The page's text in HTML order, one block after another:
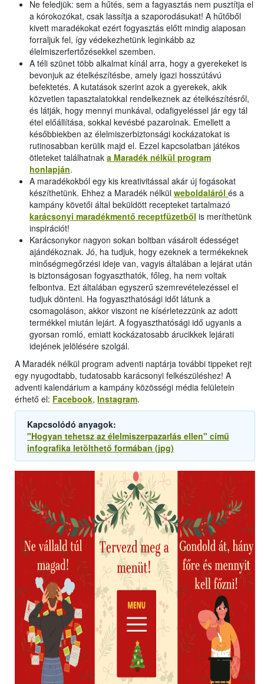
Ne feledjük: sem a hűtés, sem a fagyasztás nem pusztítja el
a kórokozókat, csak lassítja a szaporodásukat! A hűtőből
kivett maradékokat ezért fogyasztás előtt mindig alaposan
forraljuk fel, így védekezhetünk leginkább az
élelmiszerfertőzésekkel szemben.
A téli szünet több alkalmat kínál arra, hogy a gyerekeket is
bevonjuk az ételkészítésbe, amely igazi hosszútávú
befektetés. A kutatások szerint azok a gyerekek, akik
közvetlen tapasztalatokkal rendelkeznek az ételkészítésről,
és látják, hogy mennyi munkával, odafigyeléssel jár egy tál
étel előállítása, sokkal kevésbé pazarolnak. Emellett a
későbbiekben az élelmiszerbiztonsági kockázatokat is
rutinosabban kerülik majd el. Ezzel kapcsolatban játékos
ötleteket találhatnak a Maradék nélkül program
honlapján.
A maradékokból egy kis kreativitással akár új fogásokat
készíthetünk. Ehhez a Maradék nélkül weboldaláról és a
kampány követői által beküldött recepteket tartalmazó
karácsonyi maradékmentő receptfüzetből is meríthetünk
inspirációt!
Karácsonykor nagyon sokan boltban vásárolt édességet
ajándékoznak. Jó, ha tudjuk, hogy ezeknek a termékeknek
minőségmegőrzési ideje van, vagyis általában a lejárat után
is biztonságosan fogyaszthatók, főleg, ha nem voltak
felbontva. Ezt általában egyszerű szemrevételezéssel el
tudjuk dönteni. Ha fogyaszthatósági időt látunk a
csomagoláson, akkor viszont ne kísérletezzünk az adott
termékkel miután lejárt. A fogyaszthatósági idő ugyanis a
gyorsan romló, emiatt kockázatosabb árucikkek lejárati
idejének jelölésére szolgál.
A Maradék nélkül program adventi naptárja további tippeket rejt
egy nyugodtabb, tudatosabb karácsonyi felkészüléshez! A
adventi kalendárium a kampány közösségi média felületein
érhető el: Facebook, Instagram.
Kapcsolódó anyagok:
"Hogyan tehetsz az élelmiszerpazarlás ellen" című
infografika letölthető formában (jpg)